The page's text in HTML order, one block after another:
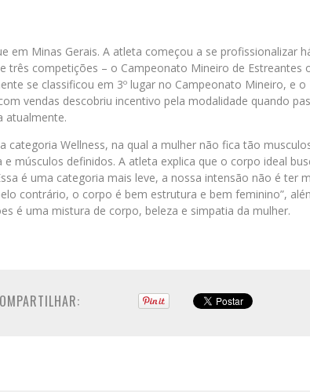
em Minas Gerais. A atleta começou a se profissionalizar
três competições – o Campeonato Mineiro de Estreantes
se classificou em 3º lugar no Campeonato Mineiro, e o
vendas descobriu incentivo pela modalidade quando
atualmente.
categoria Wellness, na qual a mulher não fica tão
músculos definidos. A atleta explica que o corpo ideal
é uma categoria mais leve, a nossa intensão não é ter
contrário, o corpo é bem estrutura e bem feminino”,
é uma mistura de corpo, beleza e simpatia da mulher.